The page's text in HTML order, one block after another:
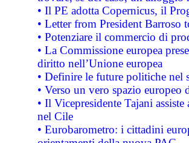
• Il PE adotta Copernicus, il
• Letter from President Barroso
• Potenziare il commercio di
• La Commissione europea
diritto nell’Unione europea
• Definire le future politiche nel
• Verso un vero spazio
• Il Vicepresidente Tajani
nel Cile
• Eurobarometro: i cittadini